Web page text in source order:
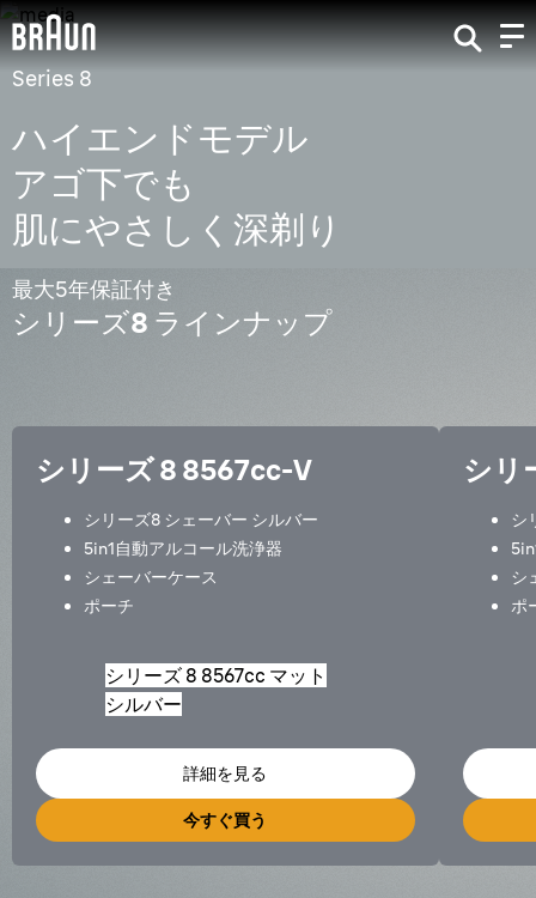
Series 8
ハイエンドモデル
アゴ下でも
肌にやさしく深剃り
最大5年保証付き
シリーズ8 ラインナップ
シリーズ 8 8567cc-V
シリーズ8 シェーバー シルバー
5in1自動アルコール洗浄器
シェーバーケース
ポーチ
シリーズ 8 8567cc マット
シルバー
詳細を見る
今すぐ買う
シリ
シ
シ
ポ